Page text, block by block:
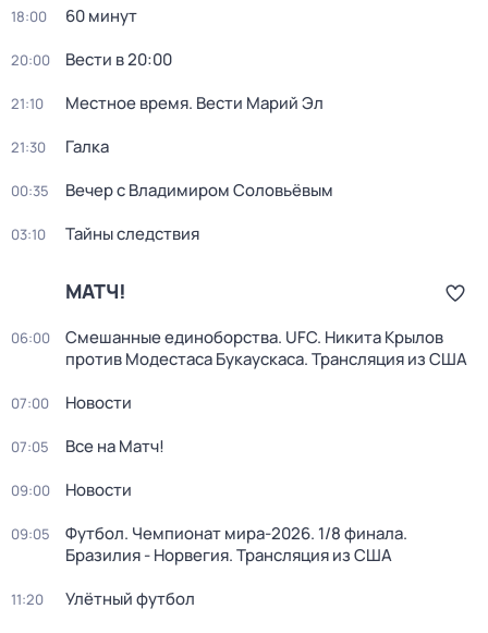
18:00 60 минут
20:00 Вести в 20:00
21:10 Местное время. Вести Марий Эл
21:30 Галка
00:35 Вечер с Владимиром Соловьёвым
03:10 Тайны следствия
МАТЧ!
06:00
Смешанные единоборства. UFC. Никита Крылов
против Модестаса Букаускаса. Трансляция из США
07:00 Новости
07:05 Все на Матч!
09:00 Новости
09:05
Футбол. Чемпионат мира-2026. 1/8 финала.
Бразилия - Норвегия. Трансляция из США
11:20 Улётный футбол